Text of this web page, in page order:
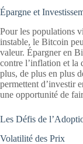
Épargne et
Pour les populations
instable, le Bitcoin
valeur. Épargner en
contre l’inflation et la
plus, de plus en plus
permettent d’investir
une opportunité de
Les Défis de
Volatilité des Prix